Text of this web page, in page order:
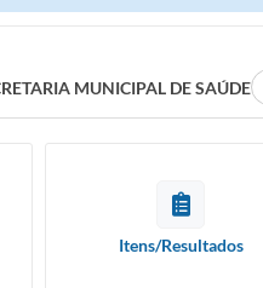
MUNICIPAL DE SAÚDE
Itens/Resultados